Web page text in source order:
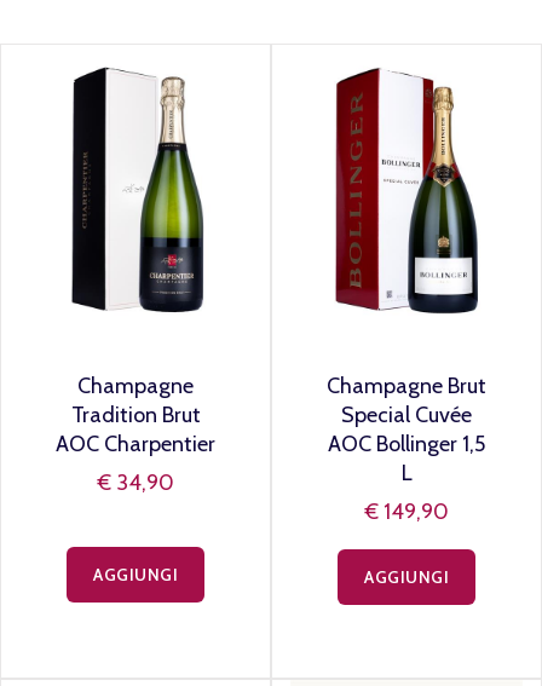
Champagne
Tradition Brut
AOC Charpentier
€ 34,90
AGGIUNGI
Champagne Brut
Special Cuvée
AOC Bollinger 1,5
L
€ 149,90
AGGIUNGI